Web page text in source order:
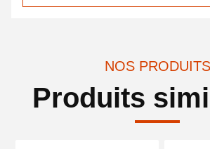
NOS PRODUITS
Produits